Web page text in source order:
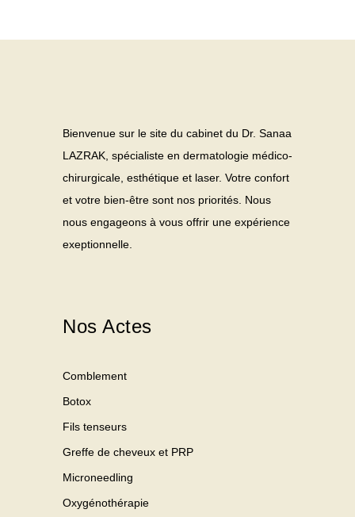
Bienvenue sur le site du cabinet du Dr. Sanaa
LAZRAK, spécialiste en dermatologie médico-
chirurgicale, esthétique et laser. Votre confort
et votre bien-être sont nos priorités. Nous
nous engageons à vous offrir une expérience
exeptionnelle.
Nos Actes
Comblement
Botox
Fils tenseurs
Greffe de cheveux et PRP
Microneedling
Oxygénothérapie